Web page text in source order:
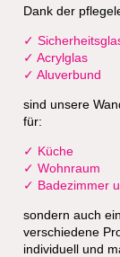
aus Plexiglas
mit einer
Sicherheitsglas.
bringen in
Dank der
Aluverbund
sind unsere